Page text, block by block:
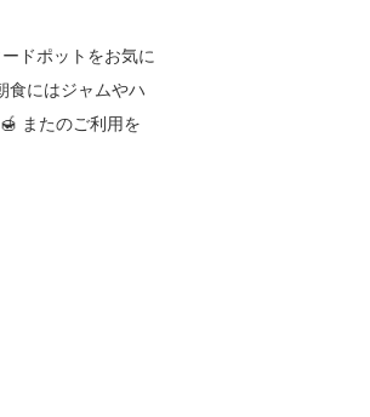
ドポットをお気に
食にはジャムやハ
またのご利用を